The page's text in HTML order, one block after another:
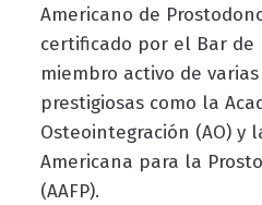
Americano de
certificado por el Bar de
miembro activo de
prestigiosas como la
Osteointegración (AO) y
Americana para la
(AAFP).